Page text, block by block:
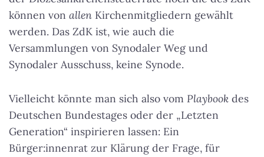
können von allen Kirchenmitgliedern gewählt
werden. Das ZdK ist, wie auch die
Versammlungen von Synodaler Weg und
Synodaler Ausschuss, keine Synode.
Vielleicht könnte man sich also vom Playbook des
Deutschen Bundestages oder der „Letzten
Generation“ inspirieren lassen: Ein
Bürger:innenrat zur Klärung der Frage, für